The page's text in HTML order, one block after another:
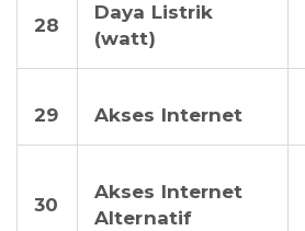
28
Daya Listrik
(watt)
29 Akses Internet
30
Akses Internet
Alternatif